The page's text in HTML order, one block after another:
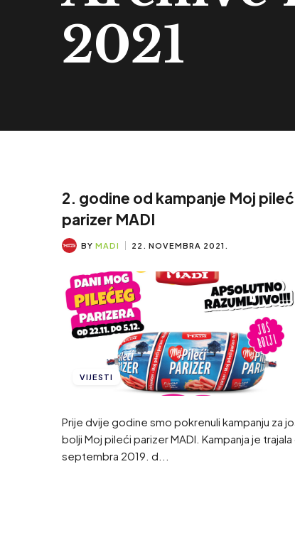
2021
2. godine od kampanje Moj
parizer MADI
BY MADI 22. NOVEMBRA 2021.
VIJESTI
Prije dvije godine smo pokrenuli kampanju za
bolji Moj pileći parizer MADI. Kampanja je
septembra 2019. d...